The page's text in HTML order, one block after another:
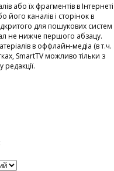
або їх фрагментів в Інтернеті
його каналів і сторінок в
для пошукових систем
не нижче першого абзацу.
в оффлайн-медіа (в т.ч.
SmartTV можливо тільки з